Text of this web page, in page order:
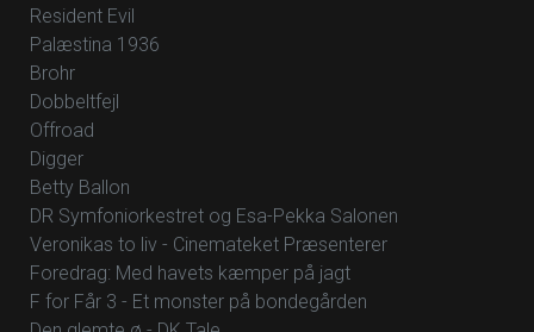
Resident Evil
Palæstina 1936
Brohr
Dobbeltfejl
Offroad
Digger
Betty Ballon
DR Symfoniorkestret og Esa-Pekka Salonen
Veronikas to liv - Cinemateket Præsenterer
Foredrag: Med havets kæmper på jagt
F for Får 3 - Et monster på bondegården